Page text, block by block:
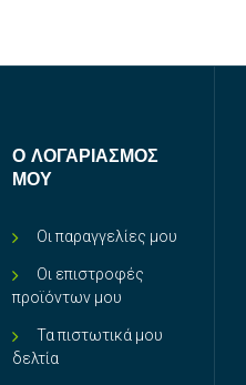
Ο ΛΟΓΑΡΙΑΣΜΌΣ
ΜΟΥ
Οι παραγγελίες μου
Οι επιστροφές
προϊόντων μου
Τα πιστωτικά μου
δελτία